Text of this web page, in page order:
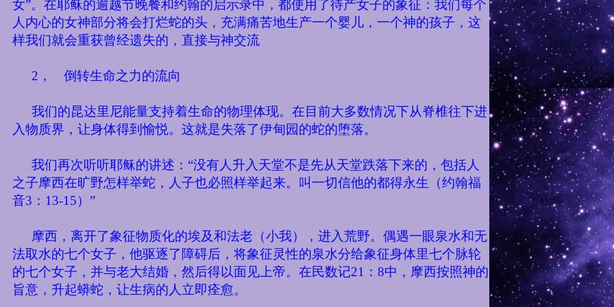
女”。在耶稣的逾越节晚餐和约翰的启示录中，都使用了待产女子的象征：我们每个
人内心的女神部分将会打烂蛇的头，充满痛苦地生产一个婴儿，一个神的孩子，这
样我们就会重获曾经遗失的，直接与神交流
2， 倒转生命之力的流向
我们的昆达里尼能量支持着生命的物理体现。在目前大多数情况下从脊椎往下进
入物质界，让身体得到愉悦。这就是失落了伊甸园的蛇的堕落。
我们再次听听耶稣的讲述：“没有人升入天堂不是先从天堂跌落下来的，包括人
之子摩西在旷野怎样举蛇，人子也必照样举起来。叫一切信他的都得永生（约翰福
音3 ： 13-15）”
摩西，离开了象征物质化的埃及和法老（小我），进入荒野。偶遇一眼泉水和无
法取水的七个女子，他驱逐了障碍后，将象征灵性的泉水分给象征身体里七个脉轮
的七个女子，并与老大结婚，然后得以面见上帝。在民数记21 ： 8中，摩西按照神的
旨意，升起蟒蛇，让生病的人立即痊愈。